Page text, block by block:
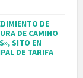
DE
DE CAMINO
SITO EN
DE TARIFA